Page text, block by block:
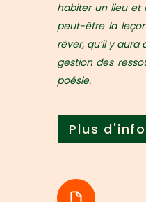
habiter un lieu et
peut-être la
rêver, qu’il y
gestion des
poésie.
Plus